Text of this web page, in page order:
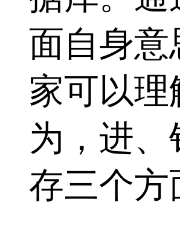
面自身意
家可以理
为，进、
存三个方